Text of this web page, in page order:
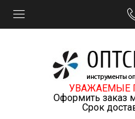
УВАЖАЕМЫЕ
Оформить заказ
Срок